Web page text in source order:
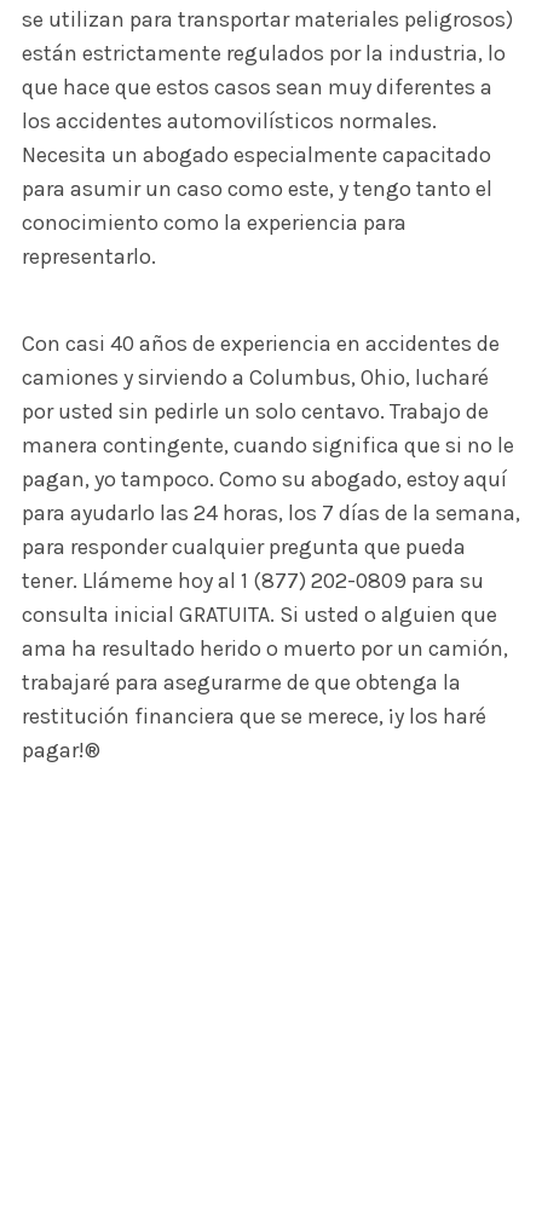
se utilizan para transportar materiales peligrosos)
están estrictamente regulados por la industria, lo
que hace que estos casos sean muy diferentes a
los accidentes automovilísticos normales.
Necesita un abogado especialmente capacitado
para asumir un caso como este, y tengo tanto el
conocimiento como la experiencia para
representarlo.
Con casi 40 años de experiencia en accidentes de
camiones y sirviendo a Columbus, Ohio, lucharé
por usted sin pedirle un solo centavo. Trabajo de
manera contingente, cuando significa que si no le
pagan, yo tampoco. Como su abogado, estoy aquí
para ayudarlo las 24 horas, los 7 días de la semana,
para responder cualquier pregunta que pueda
tener. Llámeme hoy al 1 (877) 202-0809 para su
consulta inicial GRATUITA. Si usted o alguien que
ama ha resultado herido o muerto por un camión,
trabajaré para asegurarme de que obtenga la
restitución financiera que se merece, ¡y los haré
pagar!®